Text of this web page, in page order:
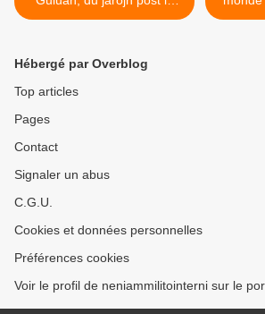
tajfuno
Hébergé par Overblog
Top articles
Pages
Contact
Signaler un abus
C.G.U.
Cookies et données personnelles
Préférences cookies
Voir le profil de neniammilitointerni sur le